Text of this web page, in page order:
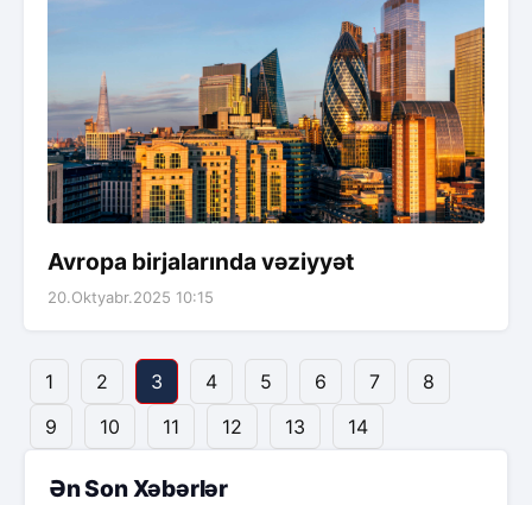
Avropa birjalarında vəziyyət
20.Oktyabr.2025 10:15
1 2 3 4 5 6 7
8
9
10 11 12 13 14
Ən Son Xəbərlər